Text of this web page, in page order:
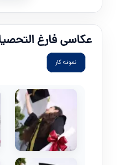
عکاسی فارغ
نمونه کار